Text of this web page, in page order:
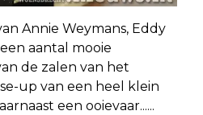
Annie Weymans, Eddy
aantal mooie
de zalen van het
up van een heel klein
een ooievaar......